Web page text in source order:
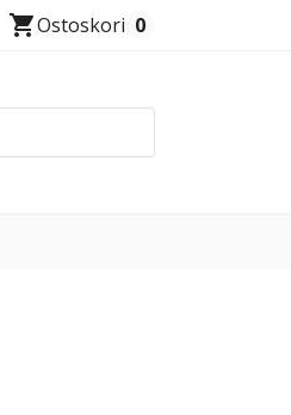
shopping_cartOstoskori 0